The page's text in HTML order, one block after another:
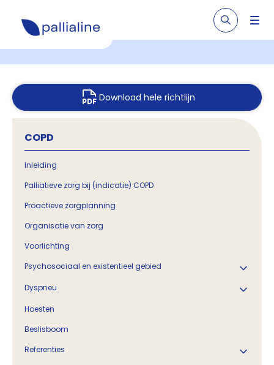
Download hele richtlijn
COPD
Inleiding
Palliatieve zorg bij (indicatie) COPD
Proactieve zorgplanning
Organisatie van zorg
Voorlichting
Psychosociaal en existentieel gebied
Dyspneu
Hoesten
Beslisboom
Referenties